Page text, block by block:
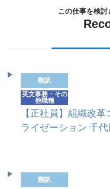
この仕事を検
翻訳
英文事務・その
他職種
【正社員】組織改
ライゼーション 千代
翻訳